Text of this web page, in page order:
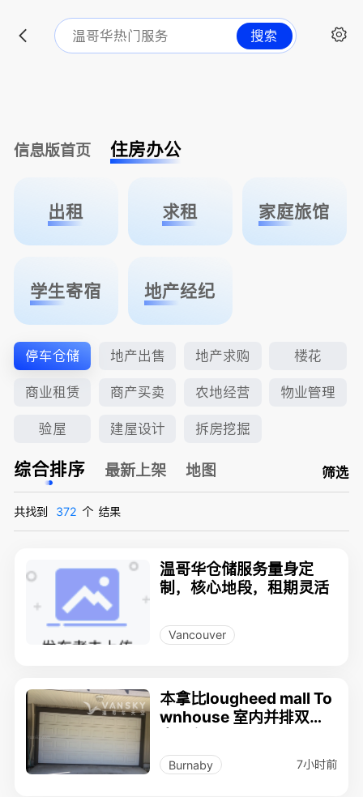
搜索
信息版首页 住房办公
出租 求租 家庭旅馆
学生寄宿 地产经纪
停车仓储 地产出售 地产求购 楼花
商业租赁 商产买卖 农地经营 物业管理
验屋 建屋设计 拆房挖掘
综合排序 最新上架 地图 筛选
共找到 372 个 结果
温哥华仓储服务量身定
制，核心地段，租期灵活
Vancouver
本拿比lougheed mall To
wnhouse 室内并排双车
Burnaby 7小时前